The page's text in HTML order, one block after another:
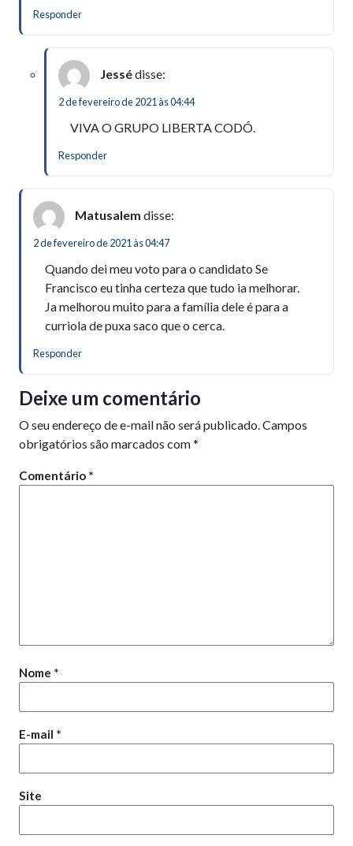
Responder
Jessédisse:
2 de fevereiro de 2021 às 04:44
VIVA O GRUPO LIBERTA CODÓ.
Responder
Matusalem disse:
2 de fevereiro de 2021 às 04:47
Quando dei meu voto para o candidato Se
Francisco eu tinha certeza que tudo ia melhorar.
Ja melhorou muito para a família dele é para a
curriola de puxa saco que o cerca.
Responder
Deixe um comentário
O seu endereço de e-mail não será publicado.Campos
obrigatórios são marcados com*
Comentário *
Nome *
E-mail *
Site